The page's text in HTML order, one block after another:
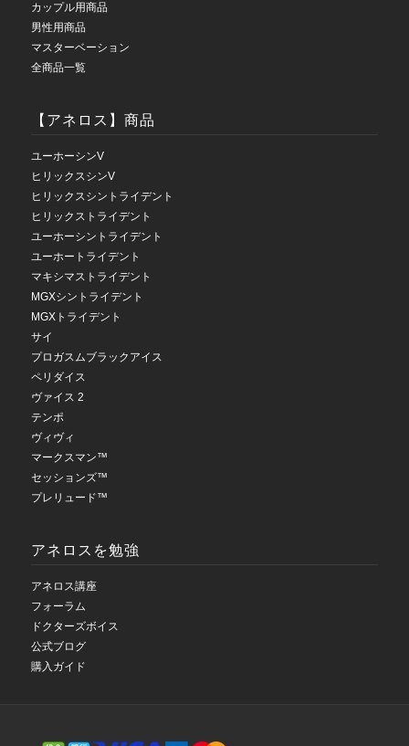
カップル用商品
男性用商品
マスターベーション
全商品一覧
【アネロス】商品
ユーホーシンV
ヒリックスシンV
ヒリックスシントライデント
ヒリックストライデント
ユーホーシントライデント
ユーホートライデント
マキシマストライデント
MGXシントライデント
MGXトライデント
サイ
プロガスムブラックアイス
ペリダイス
ヴァイス 2
テンポ
ヴィヴィ
マークスマン™
セッションズ™
プレリュード™
アネロスを勉強
アネロス講座
フォーラム
ドクターズボイス
公式ブログ
購入ガイド